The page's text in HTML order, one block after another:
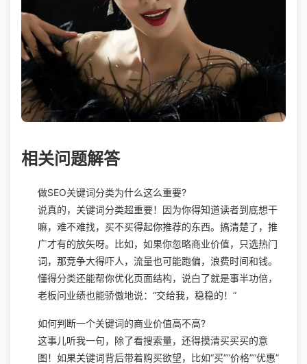
相关问题解答
做SEO关键词分类为什么这么重要?
说真的，关键词分类超重要！因为你得知道读者到底想干
嘛，难不难找，买不买得起你推荐的东西。搞清楚了，推
广才有的放矢呀。比如，如果你忽略商业价值，只选热门
词，那竞争大得吓人，流量也可能跑偏，浪费时间和钱。
懂得分类还能帮你优化页面结构，说白了就是事半功倍，
老板问业绩也能骄傲地说：“交给我，稳稳的！”
如何判断一个关键词的商业价值高不高?
这事儿听我一句，除了看搜索量，还得摸清买买买的意
图！如果关键词背后带着购买欲望，比如“买”“价格”“优惠”